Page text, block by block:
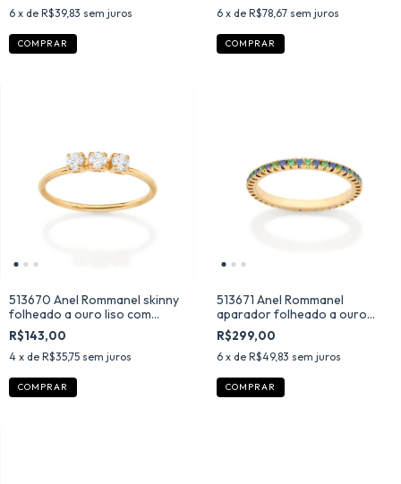
6 x de R$39,83 sem juros
COMPRAR
6 x de R$78,67 sem juros
COMPRAR
513670 Anel Rommanel skinny
folheado a ouro liso com
zircônias
R$143,00
4 x de R$35,75 sem juros
COMPRAR
513671 Anel Rommanel
aparador folheado a ouro
com zircônias coloridas
R$299,00
6 x de R$49,83 sem juros
COMPRAR